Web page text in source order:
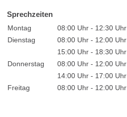
Sprechzeiten
Montag
08:00 Uhr - 12:30 Uhr
Dienstag
08:00 Uhr - 12:00 Uhr
15:00 Uhr - 18:30 Uhr
Donnerstag
08:00 Uhr - 12:00 Uhr
14:00 Uhr - 17:00 Uhr
Freitag
08:00 Uhr - 12:00 Uhr